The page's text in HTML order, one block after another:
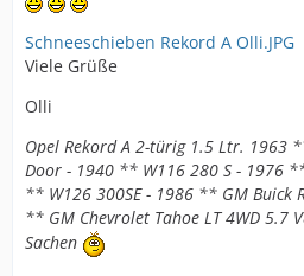
Schneeschieben Rekord A Olli.JPG
Viele Grüße
Olli
Opel Rekord A 2-türig 1.5 Ltr. 1963
Door - 1940 ** W116 280 S - 1976
** W126 300SE - 1986 ** GM Buick
** GM Chevrolet Tahoe LT 4WD 5.7
Sachen